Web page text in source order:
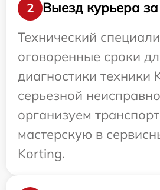
2
Выезд курьера
Технический
оговоренные сроки
диагностики техники
серьезной
организуем
мастерскую в
Korting.